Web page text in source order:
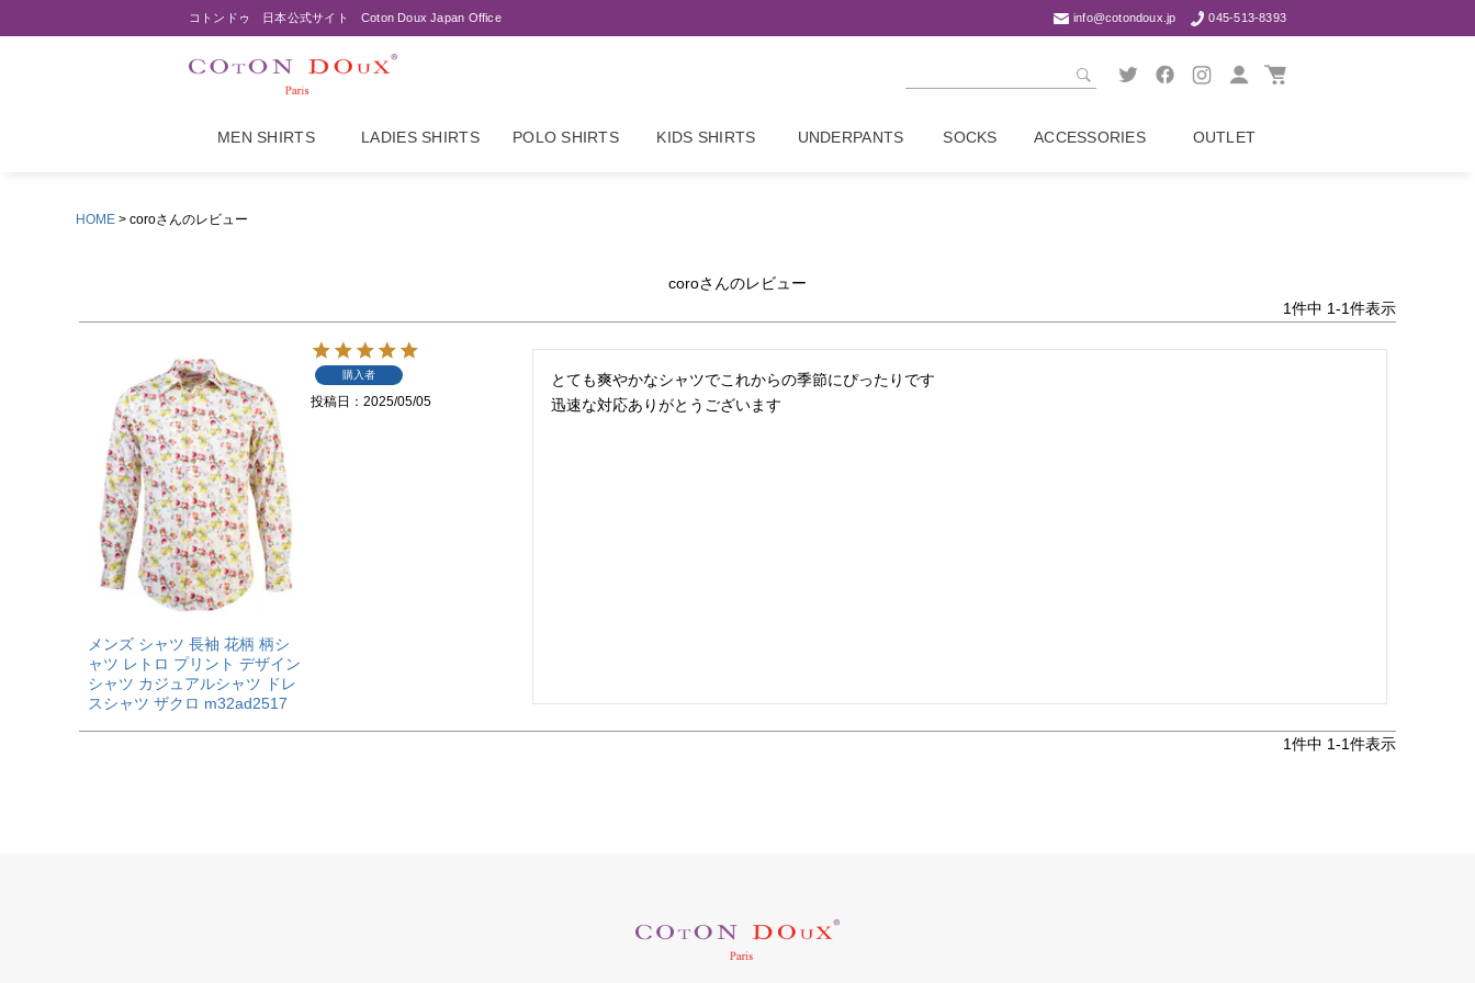
コトンドゥ 日本公式サイト Coton Doux Japan Office info@cotondoux.jp 045-513-8393
MEN SHIRTS LADIES SHIRTS POLO SHIRTS KIDS SHIRTS UNDERPANTS SOCKS ACCESSORIES OUTLET
HOME coroさんのレビュー
coroさんのレビュー
1件中 1-1件表示
メンズ シャツ 長袖 花柄 柄シ
ャツ レトロ プリント デザイン
シャツ カジュアルシャツ ドレ
スシャツ ザクロ m32ad2517
購入者
投稿日 2025/05/05
とても爽やかなシャツでこれからの季節にぴったりです
迅速な対応ありがとうございます
1件中 1-1件表示